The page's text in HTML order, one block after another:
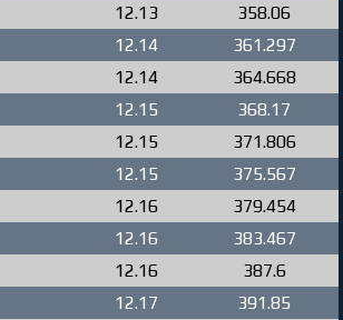
12.13
358.06
12.14
361.297
12.14
364.668
12.15
368.17
12.15
371.806
12.15
375.567
12.16
379.454
12.16
383.467
12.16
387.6
12.17
391.85